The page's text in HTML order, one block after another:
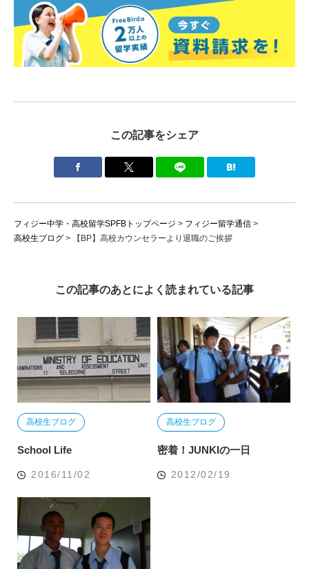
この記事をシェア
フィジー中学・高校留学SPFBトップページ > フィジー留学通信 >
高校生ブログ > 【BP】高校カウンセラーより退職のご挨拶
この記事のあとによく読まれている記事
高校生ブログ
School Life
2016/11/02
高校生ブログ
密着！JUNKIの一日
2012/02/19